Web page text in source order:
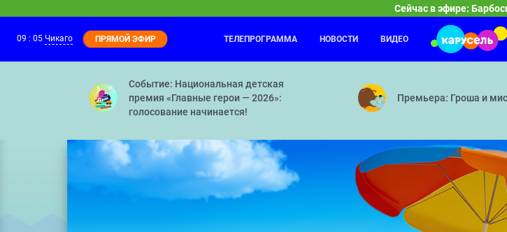
Сейчас в эфире:
08:05
Барбоскины
Перевоспитатели — Игры разума — Резонанс — Тайное общество
Каникулы
09 : 05 Чикаго ПРЯМОЙ ЭФИР ТЕЛЕПРОГРАММА НОВОСТИ ВИДЕО
Событие: Национальная детская
премия «Главные герои — 2026»:
голосование начинается!
Премьера: Гроша и